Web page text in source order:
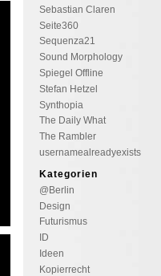
Sebastian Claren
Seite360
Sequenza21
Sound Morphology
Spiegel Offline
Stefan Hetzel
Synthopia
The Daily What
The Rambler
usernamealreadyexists
Kategorien
@Berlin
Design
Futurismus
ID
Ideen
Kopierrecht